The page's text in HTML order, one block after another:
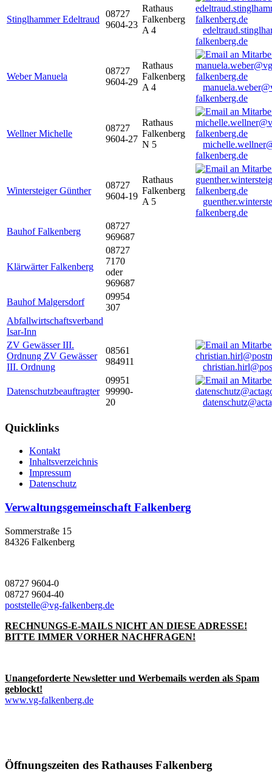
Stinglhammer Edeltraud
08727
9604-23
Rathaus
Falkenberg
A 4
falkenberg.de
Weber Manuela
08727
9604-29
Rathaus
Falkenberg
A 4
falkenberg.de
Wellner Michelle
08727
9604-27
Rathaus
Falkenberg
N 5
falkenberg.de
Wintersteiger Günther
08727
9604-19
Rathaus
Falkenberg
A 5
falkenberg.de
Bauhof Falkenberg
08727
969687
Klärwärter Falkenberg
08727
7170
oder
969687
Bauhof Malgersdorf
09954
307
Abfallwirtschaftsverband
Isar-Inn
ZV Gewässer III.
Ordnung ZV Gewässer
III. Ordnung
08561
984911
Datenschutzbeauftragter
09951
99990-
20
Quicklinks
Kontakt
Inhaltsverzeichnis
Impressum
Datenschutz
Verwaltungsgemeinschaft Falkenberg
Sommerstraße 15
84326 Falkenberg
08727 9604-0
08727 9604-40
poststelle@vg-falkenberg.de
RECHNUNGS-E-MAILS NICHT AN DIESE ADRESSE!
BITTE IMMER VORHER NACHFRAGEN!
Unangeforderte Newsletter und Werbemails werden als Spam
geblockt!
www.vg-falkenberg.de
Öffnungszeiten des Rathauses Falkenberg